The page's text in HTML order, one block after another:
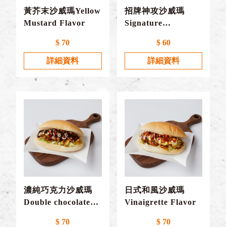
黃芥末沙威瑪Yellow
Mustard Flavor
$ 70
詳細資料
招牌神攻沙威瑪
Signature
$ 60
詳細資料
濃純巧克力沙威瑪
Double chocolate
$ 70
日式和風沙威瑪
Vinaigrette Flavor
$ 70